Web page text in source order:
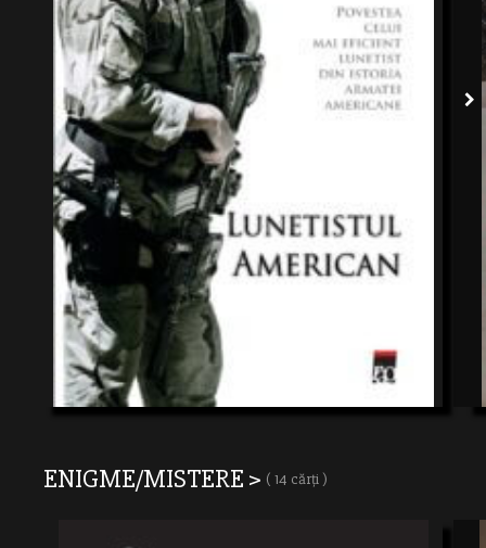
ENIGME/MISTERE > ( 14 cărți )